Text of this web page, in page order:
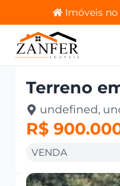
Imóveis
Terreno
undefined,
R$
VENDA